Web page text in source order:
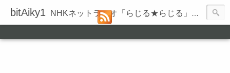
bitAiky1 NHKネットラジオ「らじる★らじる」の録音履歴